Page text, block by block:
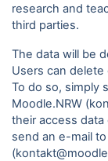
research and
third parties.
The data will be
Users can
To do so, simply
Moodle.NRW
their access
send an e-mail